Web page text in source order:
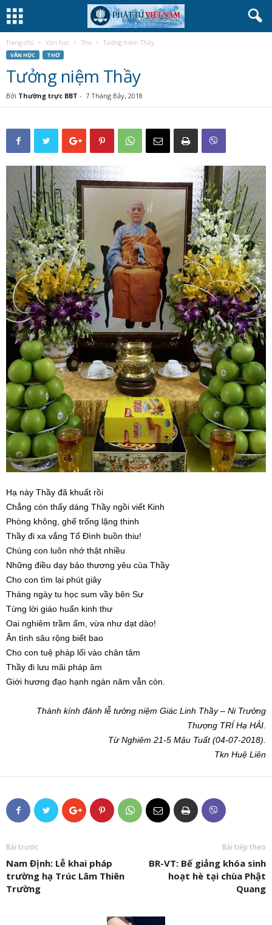
Trang chủ Văn học Thơ Tưởng niệm Thầy
VĂN HỌC THƠ
Tưởng niệm Thầy
Bởi Thường trực BBT - 7 Tháng Bảy, 2018
Hạ này Thầy đã khuất rồi
Chẳng còn thấy dáng Thầy ngồi viết Kinh
Phòng không, ghế trống lặng thinh
Thầy đi xa vắng Tổ Đình buồn thiu!
Chúng con luôn nhớ thật nhiều
Những điều dạy bảo thương yêu của Thầy
Cho con tìm lại phút giây
Tháng ngày tu học sum vầy bên Sư
Từng lời giáo huấn kinh thư
Oai nghiêm trầm ấm, vừa như dạt dào!
Ân tình sâu rộng biết bao
Cho con tuệ pháp lối vào chân tâm
Thầy đi lưu mãi pháp âm
Giới hương đạo hạnh ngàn năm vẫn còn.
Thành kính đảnh lễ tưởng niệm Giác Linh Thầy – Ni Trưởng
Thượng TRÍ Hạ HẢI.
Từ Nghiêm 21-5 Mậu Tuất (04-07-2018).
Tkn Huệ Liên
Bài trước
Nam Định: Lễ khai pháp
trường hạ Trúc Lâm Thiên
Trường
Bài tiếp theo
BR-VT: Bế giảng khóa sinh
hoạt hè tại chùa Phật
Quang